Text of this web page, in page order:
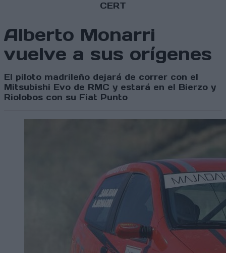
CERT
Alberto Monarri
vuelve a sus orígenes
El piloto madrileño dejará de correr con el
Mitsubishi Evo de RMC y estará en el Bierzo y
Riolobos con su Fiat Punto